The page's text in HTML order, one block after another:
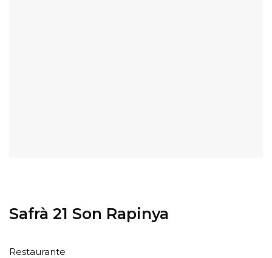
Safrà 21 Son Rapinya
Restaurante